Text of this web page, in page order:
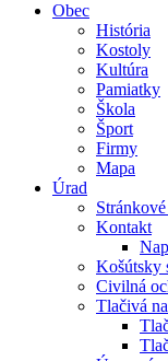
Obec
História
Kostoly
Kultúra
Pamiatky
Škola
Šport
Firmy
Mapa
Úrad
Kontakt
Košútsky
Civilná
Tlačivá